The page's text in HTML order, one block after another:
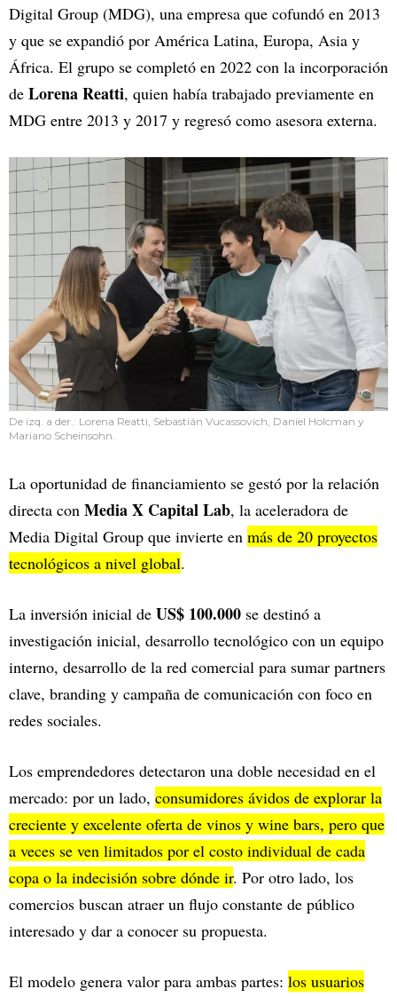
Digital Group (MDG), una empresa que cofundó en 2013
y que se expandió por América Latina, Europa, Asia y
África. El grupo se completó en 2022 con la incorporación
de Lorena Reatti, quien había trabajado previamente en
MDG entre 2013 y 2017 y regresó como asesora externa.
De izq. a der.: Lorena Reatti, Sebastián Vucassovich, Daniel Holcman y
Mariano Scheinsohn.
La oportunidad de financiamiento se gestó por la relación
directa con Media X Capital Lab, la aceleradora de
Media Digital Group que invierte en más de 20 proyectos
tecnológicos a nivel global.
La inversión inicial de US$ 100.000 se destinó a
investigación inicial, desarrollo tecnológico con un equipo
interno, desarrollo de la red comercial para sumar partners
clave, branding y campaña de comunicación con foco en
redes sociales.
Los emprendedores detectaron una doble necesidad en el
mercado: por un lado, consumidores ávidos de explorar la
creciente y excelente oferta de vinos y wine bars, pero que
a veces se ven limitados por el costo individual de cada
copa o la indecisión sobre dónde ir. Por otro lado, los
comercios buscan atraer un flujo constante de público
interesado y dar a conocer su propuesta.
El modelo genera valor para ambas partes: los usuarios